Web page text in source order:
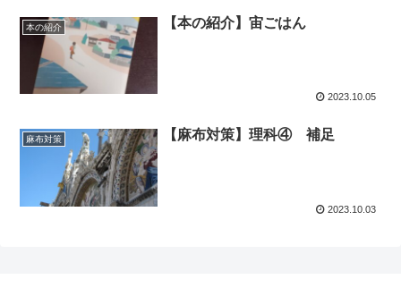
本の紹介 【本の紹介】宙ごはん
2023.10.05
麻布対策 【麻布対策】理科④ 補足
2023.10.03